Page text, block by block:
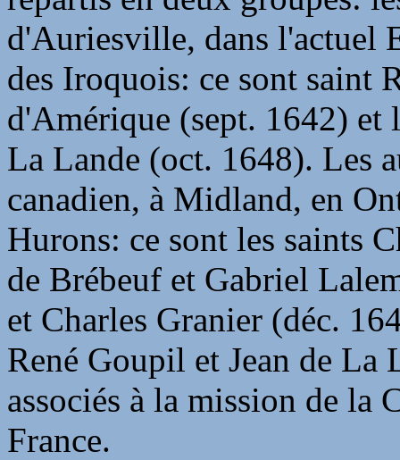
d'Auriesville, dans l'actuel
des Iroquois: ce sont saint
d'Amérique (sept. 1642) et
La Lande (oct. 1648). Les
canadien, à Midland, en
Hurons: ce sont les saints
de Brébeuf et Gabriel
et Charles Granier (déc.
René Goupil et Jean de La
associés à la mission de la
France.